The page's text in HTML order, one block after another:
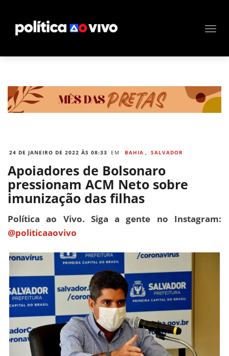
24 DE JANEIRO DE 2022 ÀS 08:33 EM BAHIA , SALVADOR
Apoiadores de Bolsonaro
pressionam ACM Neto sobre
imunização das filhas
Política ao Vivo. Siga a gente no Instagram:
@politicaaovivo